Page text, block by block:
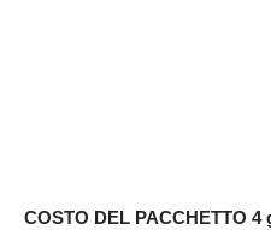
COSTO DEL PACCHETTO